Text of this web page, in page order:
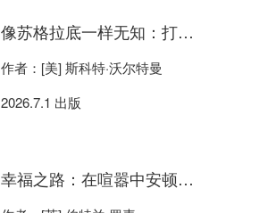
像苏格拉底一样无知：打不倒的活法
作者：[美] 斯科特·沃尔特曼
2026.7.1 出版
幸福之路：在喧嚣中安顿自己